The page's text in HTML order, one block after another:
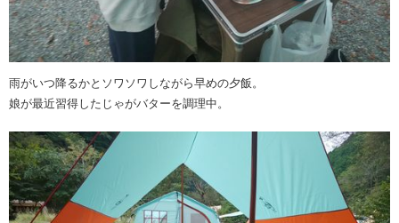
雨がいつ降るかとソワソワしながら早めの夕飯。
娘が最近習得したじゃがバターを調理中。